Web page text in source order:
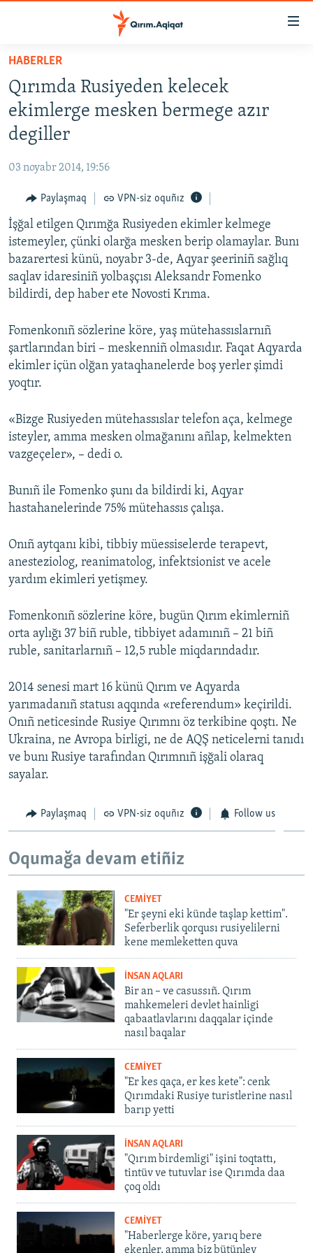
Esas
qaytmaq
Baş
navigatsiyağa
qaytmaq
Qıdıruvğa
qaytmaq
HABERLER
SİYASET
İQTİSADİYAT
MEDENİYET
İNSAN AQLARI
VİDEO
SÜRET
BLOGLAR
FİKİR
Русский
Українською
HABERLER
Qırımda Rusiyeden kelecek
ekimlerge mesken bermege azır
degiller
03 noyabr 2014, 19:56
Paylaşmaq VPN-siz oquñız
İşğal etilgen Qırımğa Rusiyeden ekimler kelmege
istemeyler, çünki olarğa mesken berip olamaylar. Bunı
bazarertesi künü, noyabr 3-de, Aqyar şeeriniñ sağlıq
saqlav idaresiniñ yolbaşçısı Aleksandr Fomenko
bildirdi, dep haber ete Novosti Krıma.
Fomenkonıñ sözlerine köre, yaş mütehassıslarnıñ
şartlarından biri – meskenniñ olmasıdır. Faqat Aqyardа
ekimler içün olğan yataqhanelerde boş yerler şimdi
yoqtır.
«Bizge Rusiyeden mütehassıslar telefon aça, kelmege
isteyler, amma mesken olmağanını añlap, kelmekten
vazgeçeler», – dedi o.
Bunıñ ile Fomenko şunı da bildirdi ki, Aqyar
hastahanelerinde 75% mütehassıs çalışa.
Onıñ aytqanı kibi, tibbiy müessiselerde terapevt,
anesteziolog, reanimatolog, infektsionist ve acele
yardım ekimleri yetişmey.
Fomenkonıñ sözlerine köre, bugün Qırım ekimlerniñ
orta aylığı 37 biñ ruble, tibbiyet adamınıñ – 21 biñ
ruble, sanitarlarnıñ – 12,5 ruble miqdarındadır.
2014 senesi mart 16 künü Qırım ve Aqyarda
yarımadanıñ statusı aqqında «referendum» keçirildi.
Onıñ neticesinde Rusiye Qırımnı öz terkibine qoştı. Ne
Ukraina, ne Avropa birligi, ne de AQŞ neticelerni tanıdı
ve bunı Rusiye tarafından Qırımnıñ işğali olaraq
sayalar.
Paylaşmaq VPN-siz oquñız Follow us
Oqumağa devam etiñiz
CEMİYET
"Er şeyni eki künde taşlap kettim".
Seferberlik qorqusı rusiyelilerni
kene memleketten quva
İNSAN AQLARI
Bir an – ve casussıñ. Qırım
mahkemeleri devlet hainligi
qabaatlavlarını daqqalar içinde
nasıl baqalar
CEMİYET
"Er kes qaça, er kes kete": cenk
Qırımdaki Rusiye turistlerine nasıl
barıp yetti
İNSAN AQLARI
"Qırım birdemligi" işini toqtattı,
tintüv ve tutuvlar ise Qırımda daa
çoq oldı
CEMİYET
"Haberlerge köre, yarıq bere
ekenler, amma biz bütünley